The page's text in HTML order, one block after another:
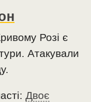
Розі є
Атакували
Двоє